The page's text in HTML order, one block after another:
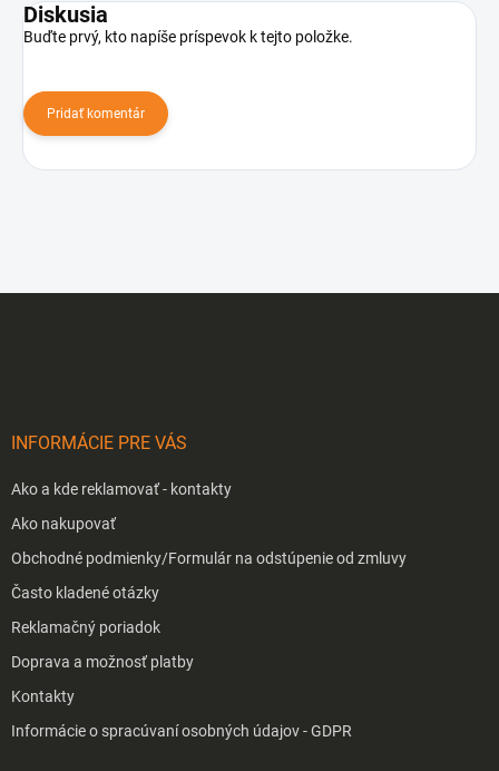
Diskusia
Buďte prvý, kto napíše príspevok k tejto položke.
Pridať komentár
INFORMÁCIE PRE VÁS
Ako a kde reklamovať - kontakty
Ako nakupovať
Obchodné podmienky/Formulár na odstúpenie od zmluvy
Často kladené otázky
Reklamačný poriadok
Doprava a možnosť platby
Kontakty
Informácie o spracúvaní osobných údajov - GDPR